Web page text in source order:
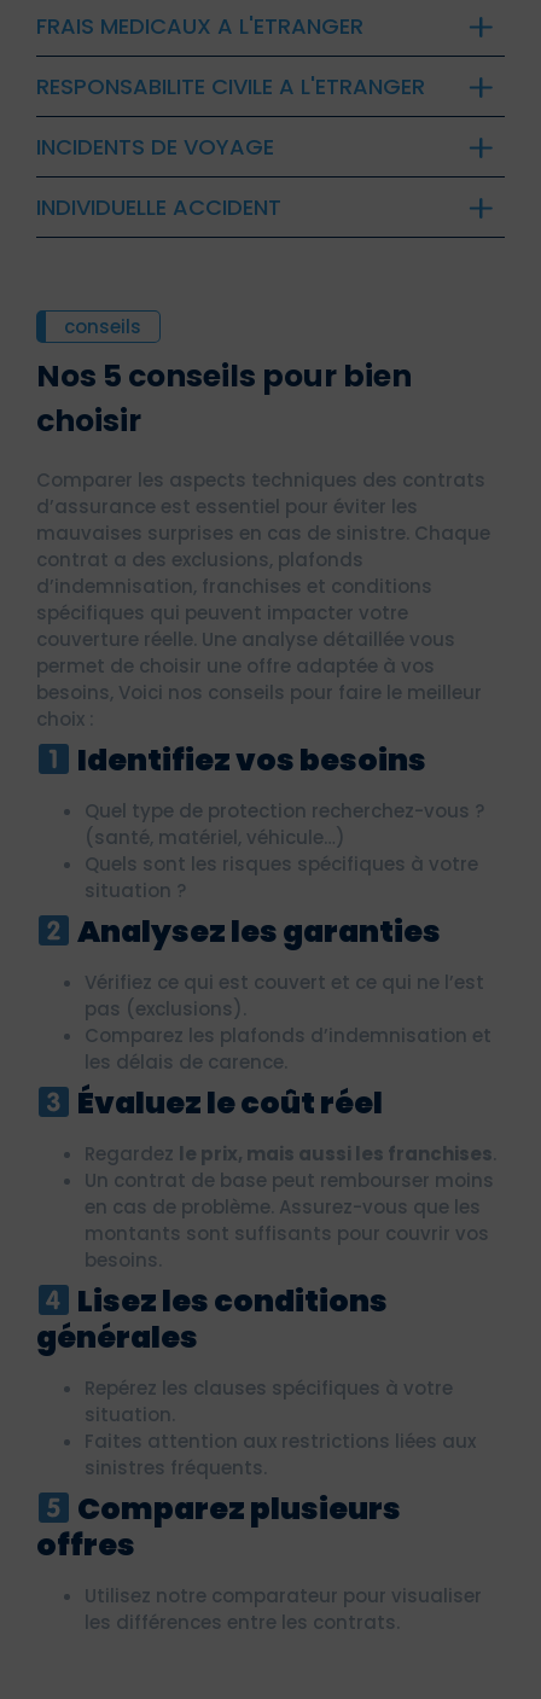
FRAIS MEDICAUX A L'ETRANGER
RESPONSABILITE CIVILE A L'ETRANGER
INCIDENTS DE VOYAGE
INDIVIDUELLE ACCIDENT
conseils
Nos 5 conseils pour bien
choisir
Comparer les aspects techniques des contrats
d’assurance est essentiel pour éviter les
mauvaises surprises en cas de sinistre. Chaque
contrat a des exclusions, plafonds
d’indemnisation, franchises et conditions
spécifiques qui peuvent impacter votre
couverture réelle. Une analyse détaillée vous
permet de choisir une offre adaptée à vos
besoins, Voici nos conseils pour faire le meilleur
choix :
Identifiez vos besoins
Quel type de protection recherchez-vous ?
(santé, matériel, véhicule…)
Quels sont les risques spécifiques à votre
situation ?
Analysez les garanties
Vérifiez ce qui est couvert et ce qui ne l’est
pas (exclusions).
Comparez les plafonds d’indemnisation et
les délais de carence.
Évaluez le coût réel
Regardez le prix, mais aussi les franchises.
Un contrat de base peut rembourser moins
en cas de problème. Assurez-vous que les
montants sont suffisants pour couvrir vos
besoins.
Lisez les conditions
générales
Repérez les clauses spécifiques à votre
situation.
Faites attention aux restrictions liées aux
sinistres fréquents.
Comparez plusieurs
offres
Utilisez notre comparateur pour visualiser
les différences entre les contrats.